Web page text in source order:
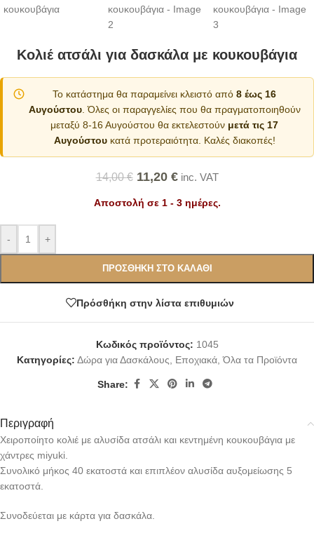
Κολιέ ατσάλι για δασκάλα με κουκουβάγια
Το κατάστημα θα παραμείνει κλειστό από 8 έως 16
Αυγούστου. Όλες οι παραγγελίες που θα πραγματοποιηθούν
μεταξύ 8-16 Αυγούστου θα εκτελεστούν μετά τις 17
Αυγούστουκατά προτεραιότητα. Καλές διακοπές!
14,00€ 11,20 €inc. VAT
Αποστολή σε 1 - 3 ημέρες.
- +
ΠΡΟΣΘΉΚΗ ΣΤΟ ΚΑΛΆΘΙ
Πρόσθήκη στην λίστα επιθυμιών
Κωδικός προϊόντος: 1045
Κατηγορίες: Δώρα για Δασκάλους Εποχιακά Όλα τα Προϊόντα
Share:
Περιγραφή
Χειροποίητο κολιέ με αλυσίδα ατσάλι και κεντημένη κουκουβάγια με
χάντρες miyuki.
Συνολικό μήκος 40 εκατοστά και επιπλέον αλυσίδα αυξομείωσης 5
εκατοστά.
Συνοδεύεται με κάρτα για δασκάλα.